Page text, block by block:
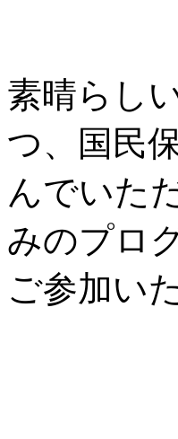
素晴らし
つ、国民
んでいた
みのプロ
ご参加い